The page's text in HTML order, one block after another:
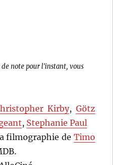
de note pour l'instant, vous
Kirby, Götz
, Stephanie Paul
filmographie de Timo